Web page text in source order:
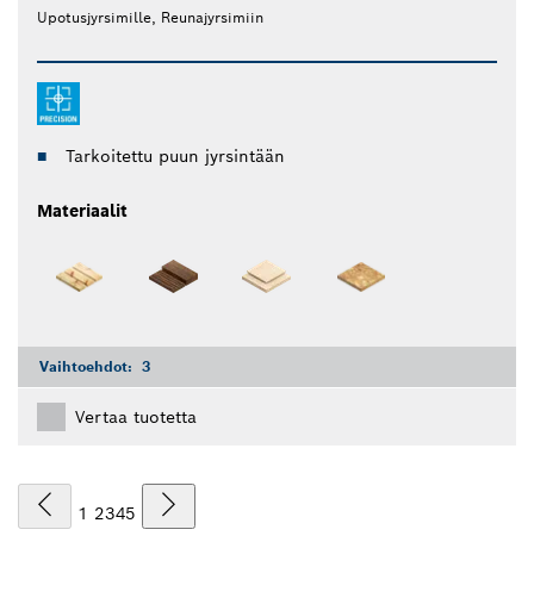
Upotusjyrsimille, Reunajyrsimiin
Tarkoitettu puun jyrsintään
Materiaalit
Vaihtoehdot: 3
Vertaa tuotetta
1 2345